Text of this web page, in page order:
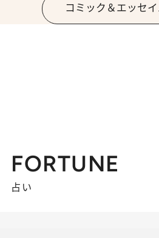
コミック＆エッセ
FORTUNE
占い